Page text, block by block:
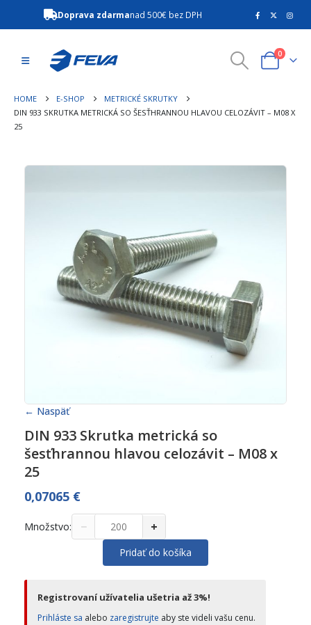
Doprava zdarmanad 500€ bez DPH
0
HOME E-SHOP
METRICKÉ SKRUTKY
DIN 933 SKRUTKA METRICKÁ SO ŠESŤHRANNOU HLAVOU CELOZÁVIT – M08 X
25
← Naspäť
DIN 933 Skrutka metrická so
šesťhrannou hlavou celozávit – M08 x
25
0,07065 €
Množstvo: − +
Pridať do košíka
Registrovaní užívatelia ušetria až 3%!
Prihláste sa alebo zaregistrujte aby ste videli vašu cenu.